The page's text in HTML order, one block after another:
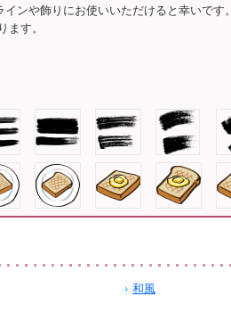
ンや飾りにお使いいただけると幸いです。
ます。
和風